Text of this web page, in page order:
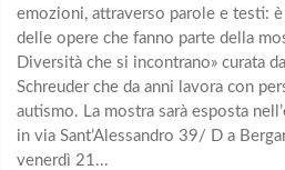
emozioni, attraverso parole e testi:
delle opere che fanno parte della
Diversità che si incontrano» curata
Schreuder che da anni lavora con
autismo. La mostra sarà esposta
in via Sant’Alessandro 39/ D a
venerdì 21...